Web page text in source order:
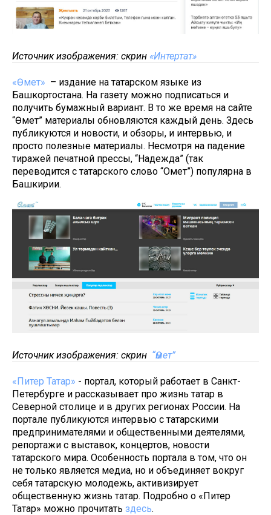
Источник изображения: скрин «Интертат»
«Өмет» – издание на татарском языке из
Башкортостана. На газету можно подписаться и
получить бумажный вариант. В то же время на сайте
“Өмет” материалы обновляются каждый день. Здесь
публикуются и новости, и обзоры, и интервью, и
просто полезные материалы. Несмотря на падение
тиражей печатной прессы, “Надежда” (так
переводится с татарского слово “Омет”) популярна в
Башкирии.
Источник изображения: скрин “Өмет”
«Питер Татар» - портал, который работает в Санкт-
Петербурге и рассказывает про жизнь татар в
Северной столице и в других регионах России. На
портале публикуются интервью с татарскими
предпринимателями и общественными деятелями,
репортажи с выставок, концертов, новости
татарского мира. Особенность портала в том, что он
не только является медиа, но и объединяет вокруг
себя татарскую молодежь, активизирует
общественную жизнь татар. Подробно о «Питер
Татар» можно прочитать здесь.